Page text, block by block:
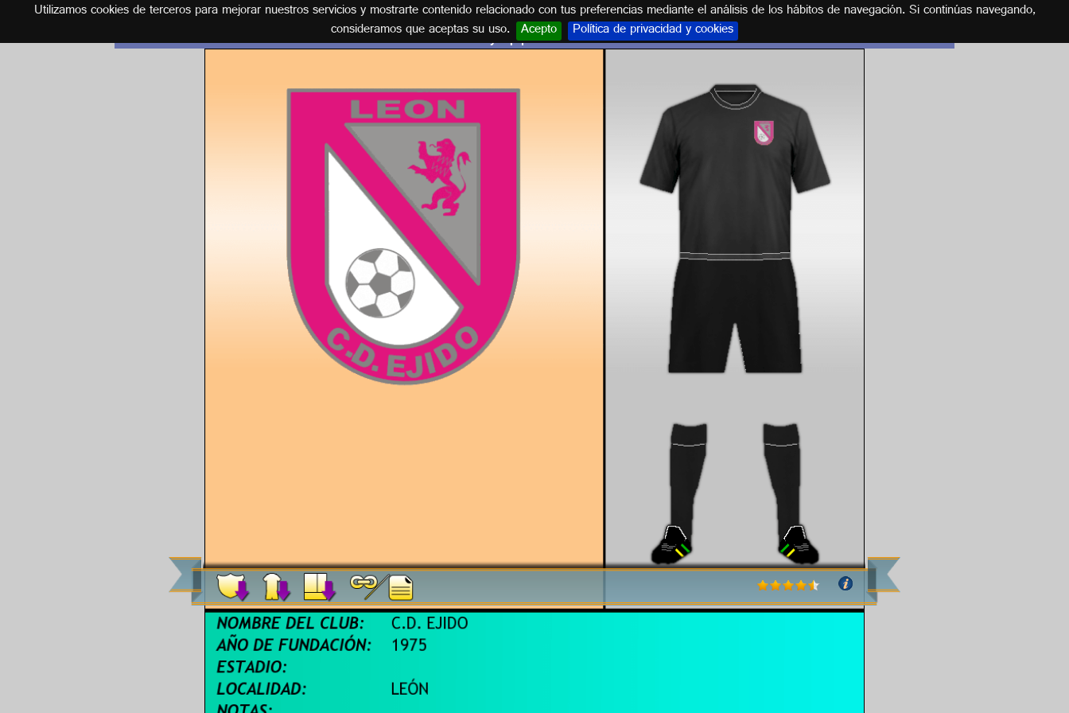
Utilizamos cookies de terceros para mejorar nuestros servicios y mostrarte contenido relacionado con tus preferencias mediante el análisis de los hábitos de navegación. Si continúas navegando,
consideramos que aceptas su uso. Acepto Política de privacidad y cookies
Español
Escudo y equipación C.D. EJIDO